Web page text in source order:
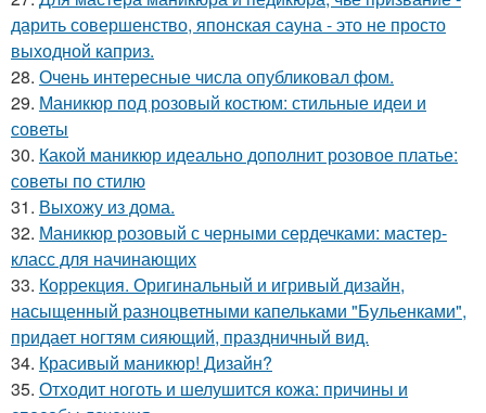
дарить совершенство, японская сауна - это не просто
выходной каприз.
28. Очень интересные числа опубликовал фом.
29. Маникюр под розовый костюм: стильные идеи и
советы
30. Какой маникюр идеально дополнит розовое платье:
советы по стилю
31. Выхожу из дома.
32. Маникюр розовый с черными сердечками: мастер-
класс для начинающих
33. Коррекция. Оригинальный и игривый дизайн,
насыщенный разноцветными капельками "Бульенками",
придает ногтям сияющий, праздничный вид.
34. Красивый маникюр! Дизайн?
35. Отходит ноготь и шелушится кожа: причины и